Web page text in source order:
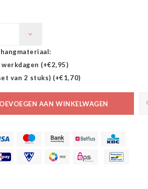
(+€2,95)
van 2 stuks) (+€1,70)
AAN WINKELWAGEN